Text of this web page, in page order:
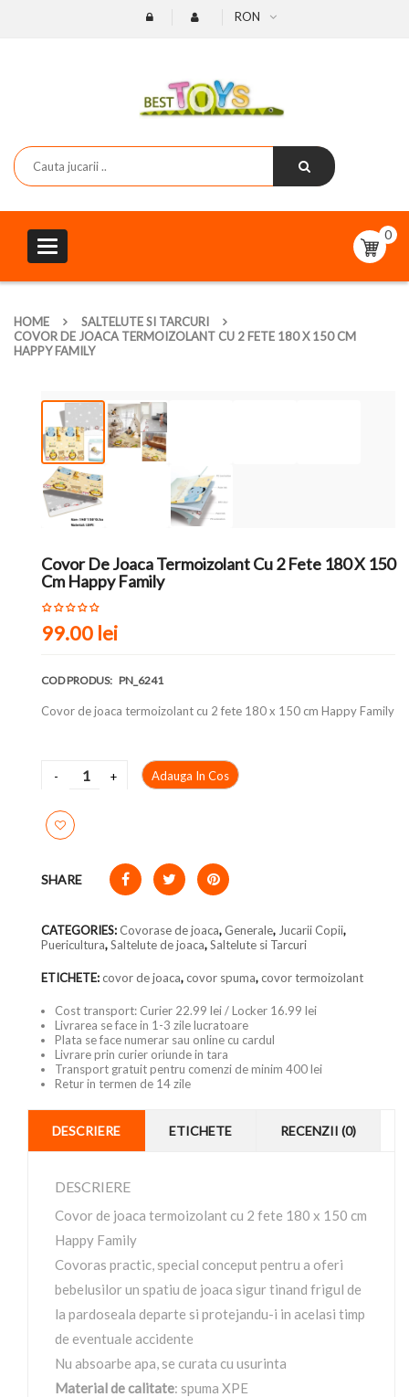
RON
Toggle
navigation
0
HOME
SALTELUTE SI TARCURI
COVOR DE JOACA TERMOIZOLANT CU 2 FETE 180 X 150 CM
HAPPY FAMILY
Covor De Joaca Termoizolant Cu 2 Fete 180 X 150
Cm Happy Family
99.00 lei
COD PRODUS: PN_6241
Covor de joaca termoizolant cu 2 fete 180 x 150 cm Happy Family
Adauga In Cos
SHARE
CATEGORIES:Covorase de joaca, Generale, Jucarii Copii,
Puericultura,Saltelute de joaca,Saltelute si Tarcuri
ETICHETE:covor de joaca,covor spuma,covor termoizolant
Cost transport: Curier 22.99 lei / Locker 16.99 lei
Livrarea se face in 1-3 zile lucratoare
Plata se face numerar sau online cu cardul
Livrare prin curier oriunde in tara
Transport gratuit pentru comenzi de minim 400 lei
Retur in termen de 14 zile
DESCRIERE ETICHETE RECENZII (0)
DESCRIERE
Covor de joaca termoizolant cu 2 fete 180 x 150 cm
Happy Family
Covoras practic, special conceput pentru a oferi
bebelusilor un spatiu de joaca sigur tinand frigul de
la pardoseala departe si protejandu-i in acelasi timp
de eventuale accidente
Nu absoarbe apa, se curata cu usurinta
Material de calitate: spuma XPE